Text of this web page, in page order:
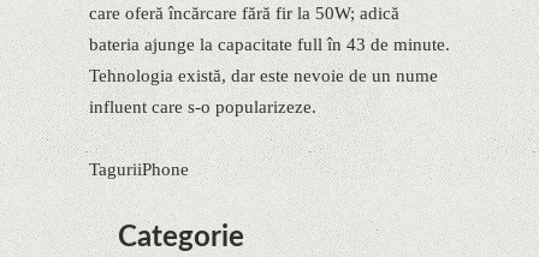
care oferă încărcare fără fir la 50W; adică
bateria ajunge la capacitate full în 43 de minute.
Tehnologia există, dar este nevoie de un nume
influent care s-o popularizeze.
TaguriiPhone
Categorie